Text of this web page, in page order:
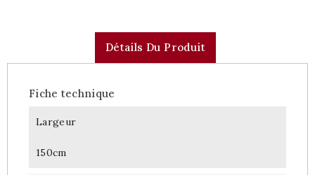
Détails Du Produit
Fiche technique
Largeur
150cm